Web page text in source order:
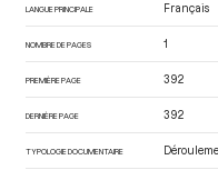
LANGUE PRINCIPALE Français
NOMBRE DE PAGES 1
PREMIÈRE PAGE 392
DERNIÈRE PAGE 392
TYPOLOGIE DOCUMENTAIRE